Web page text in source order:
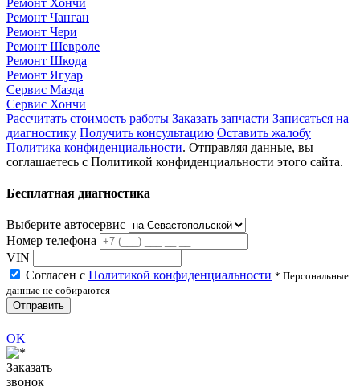
Ремонт Хончи
Ремонт Чанган
Ремонт Чери
Ремонт Шевроле
Ремонт Шкода
Ремонт Ягуар
Сервис Мазда
Сервис Хончи
Рассчитать стоимость работы Заказать запчасти Записаться на
диагностику Получить консультацию Оставить жалобу
Политика конфиденциальности. Отправляя данные, вы
соглашаетесь с Политикой конфиденциальности этого сайта.
Бесплатная диагностика
Выберите автосервис
Номер телефона
VIN
Согласен с Политикой конфиденциальности * Персональные
данные не собираются
Отправить
OK
Заказать
звонок